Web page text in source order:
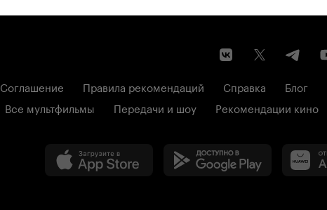
Соглашение Правила рекомендаций Справка Блог
Все мультфильмы
Передачи и шоу Рекомендации кино